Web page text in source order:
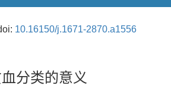
10.16150/j.1671-2870.a1556
分类的意义